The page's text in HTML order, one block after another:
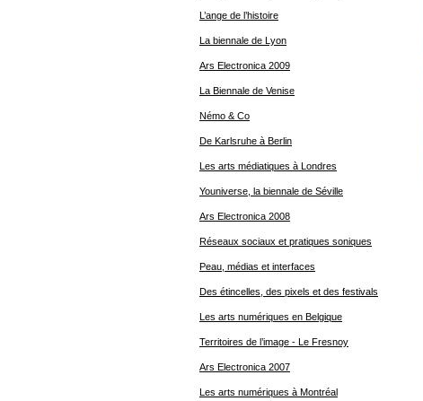
L’ange de l’histoire
La biennale de Lyon
Ars Electronica 2009
La Biennale de Venise
Némo & Co
De Karlsruhe à Berlin
Les arts médiatiques à Londres
Youniverse, la biennale de Séville
Ars Electronica 2008
Réseaux sociaux et pratiques soniques
Peau, médias et interfaces
Des étincelles, des pixels et des festivals
Les arts numériques en Belgique
Territoires de l’image - Le Fresnoy
Ars Electronica 2007
Les arts numériques à Montréal